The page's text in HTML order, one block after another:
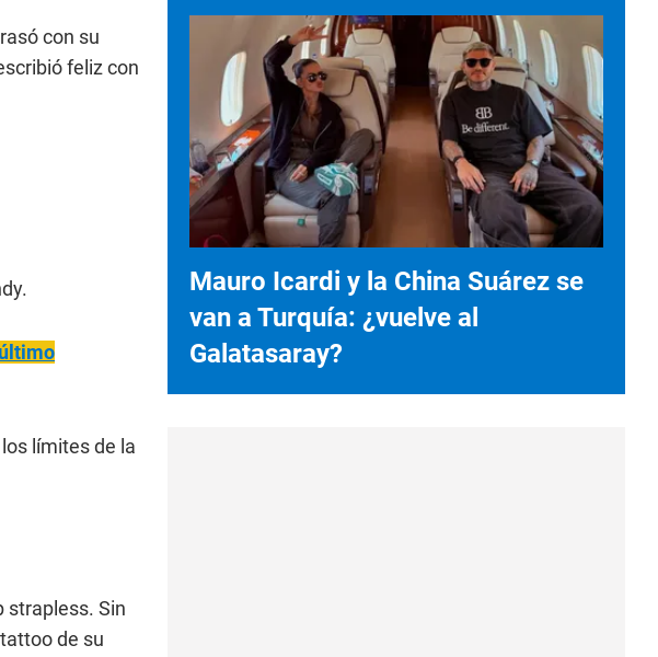
con su
feliz con
límites de la
strapless. Sin
de su
Mauro Icardi y la China Suárez se
van a Turquía: ¿vuelve al
Galatasaray?